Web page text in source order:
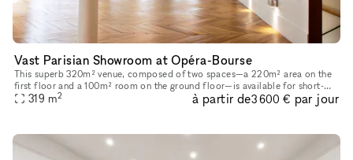
Vast Parisian Showroom at Opéra-Bourse
This superb 320m² venue, composed of two spaces—a 220m² area on the
first floor and a 100m² room on the ground floor—is available for short-
term rental to host your Showrooms, Pop-Up Stores, Temporar
319 m2 à partir de3 600 € par jour